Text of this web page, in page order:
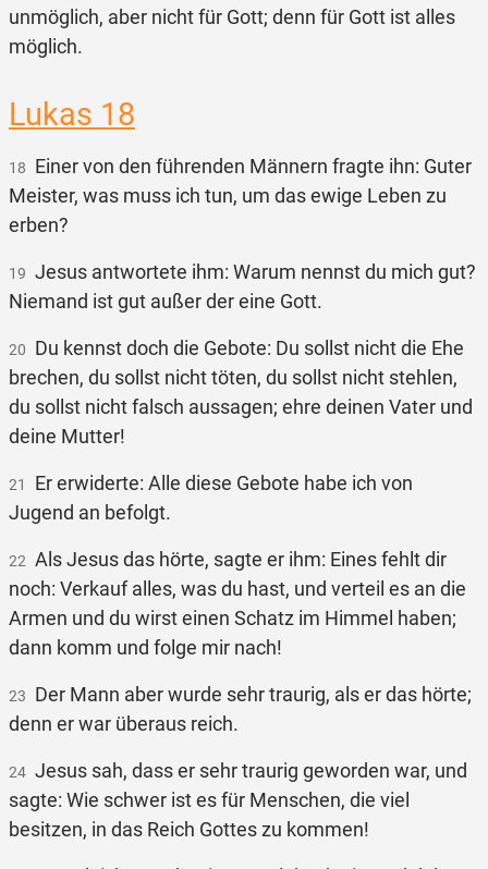
unmöglich, aber nicht für Gott; denn für Gott ist alles
möglich.
Lukas 18
18 Einer von den führenden Männern fragte ihn: Guter
Meister, was muss ich tun, um das ewige Leben zu
erben?
19 Jesus antwortete ihm: Warum nennst du mich gut?
Niemand ist gut außer der eine Gott.
20 Du kennst doch die Gebote: Du sollst nicht die Ehe
brechen, du sollst nicht töten, du sollst nicht stehlen,
du sollst nicht falsch aussagen; ehre deinen Vater und
deine Mutter!
21
Er erwiderte: Alle diese Gebote habe ich von
Jugend an befolgt.
22 Als Jesus das hörte, sagte er ihm: Eines fehlt dir
noch: Verkauf alles, was du hast, und verteil es an die
Armen und du wirst einen Schatz im Himmel haben;
dann komm und folge mir nach!
23 Der Mann aber wurde sehr traurig, als er das hörte;
denn er war überaus reich.
24 Jesus sah, dass er sehr traurig geworden war, und
sagte: Wie schwer ist es für Menschen, die viel
besitzen, in das Reich Gottes zu kommen!